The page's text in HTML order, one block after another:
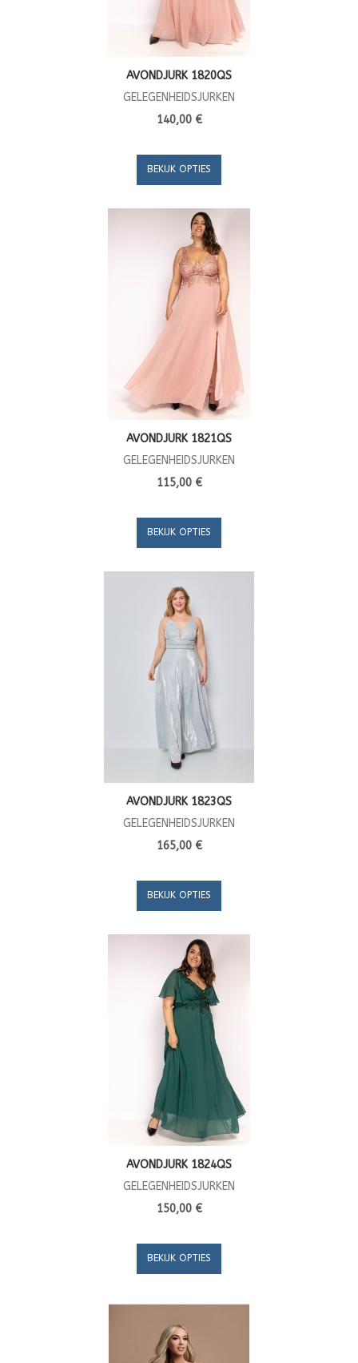
AVONDJURK 1820QS
GELEGENHEIDSJURKEN
140,00 €
BEKIJK OPTIES
AVONDJURK 1821QS
GELEGENHEIDSJURKEN
115,00 €
BEKIJK OPTIES
AVONDJURK 1823QS
GELEGENHEIDSJURKEN
165,00 €
BEKIJK OPTIES
AVONDJURK 1824QS
GELEGENHEIDSJURKEN
150,00 €
BEKIJK OPTIES